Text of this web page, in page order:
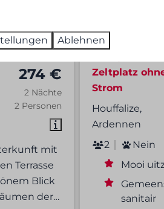
274 €
2 Nächte
2 Personen
mit
Terrasse
Blick
der…
Zeltplatz
Strom
Houffalize,
Ardennen
2
Nein
Mooi
sanitair
Ablehnen